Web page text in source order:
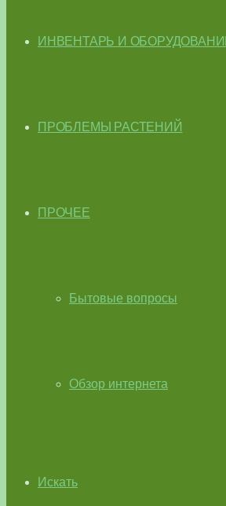
ИНВЕНТАРЬ И
ПРОБЛЕМЫ РАСТЕНИЙ
ПРОЧЕЕ
Бытовые вопросы
Обзор интернета
Искать